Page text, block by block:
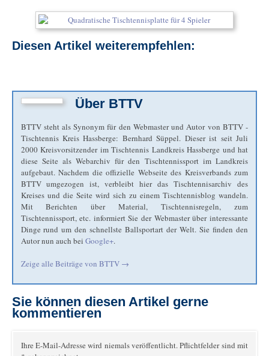
Diesen Artikel weiterempfehlen:
Über BTTV
BTTV steht als Synonym für den Webmaster und Autor von BTTV -
Tischtennis Kreis Hassberge: Bernhard Süppel. Dieser ist seit Juli
2000 Kreisvorsitzender im Tischtennis Landkreis Hassberge und hat
diese Seite als Webarchiv für den Tischtennissport im Landkreis
aufgebaut. Nachdem die offizielle Webseite des Kreisverbands zum
BTTV umgezogen ist, verbleibt hier das Tischtennisarchiv des
Kreises und die Seite wird sich zu einem Tischtennisblog wandeln.
Mit Berichten über Material, Tischtennisregeln, zum
Tischtennissport, etc. informiert Sie der Webmaster über interessante
Dinge rund um den schnellste Ballsportart der Welt. Sie finden den
Autor nun auch bei Google+.
Zeige alle Beiträge von BTTV →
Sie können diesen Artikel gerne
kommentieren
Ihre E-Mail-Adresse wird niemals veröffentlicht. Pflichtfelder sind mit